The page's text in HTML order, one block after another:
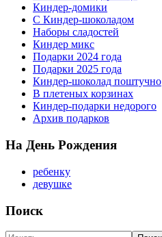
Киндер-домики
С Киндер-шоколадом
Наборы сладостей
Киндер микс
Подарки 2024 года
Подарки 2025 года
Киндер-шоколад поштучно
В плетеных корзинах
Киндер-подарки недорого
Архив подарков
На День Рождения
ребенку
девушке
Поиск